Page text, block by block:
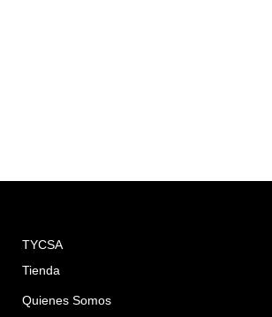
TYCSA
Tienda
Quienes Somos